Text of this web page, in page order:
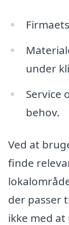
under
Service
behov.
Ved at
finde
der passer
ikke med